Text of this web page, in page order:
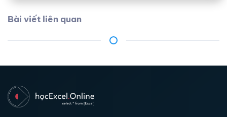
Bài viết liên quan